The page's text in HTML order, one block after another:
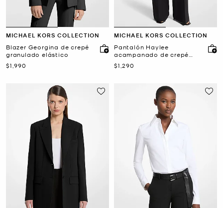
MICHAEL KORS COLLECTION
Blazer Georgina de crepé
granulado elástico
Ahora
$1,990
MICHAEL KORS COLLECTION
Pantalón Haylee
acampanado de crepé
granulado elástico
Ahora
$1,290